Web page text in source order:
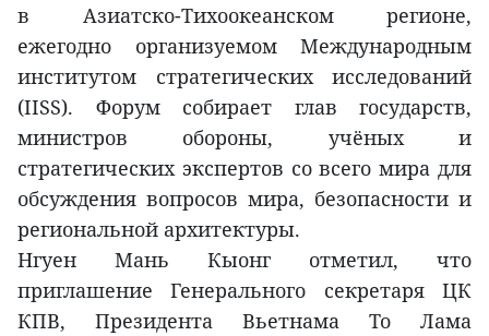
в Азиатско-Тихоокеанском регионе,
ежегодно организуемом Международным
институтом стратегических исследований
(IISS). Форум собирает глав государств,
министров обороны, учёных и
стратегических экспертов со всего мира для
обсуждения вопросов мира, безопасности и
региональной архитектуры.
Нгуен Мань Кыонг отметил, что
приглашение Генерального секретаря ЦК
КПВ, Президента Вьетнама То Лама